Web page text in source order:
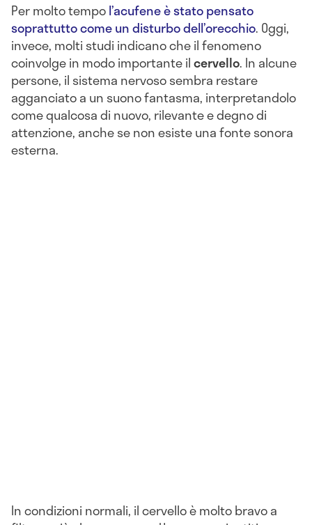
Per molto tempol’acufene è stato pensato
soprattutto come un disturbo dell’orecchio. Oggi,
invece, molti studi indicano che il fenomeno
coinvolge in modo importante ilcervello. In alcune
persone, il sistema nervoso sembra restare
agganciato a un suono fantasma, interpretandolo
come qualcosa di nuovo, rilevante e degno di
attenzione, anche se non esiste una fonte sonora
esterna.
In condizioni normali, il cervello è molto bravo a